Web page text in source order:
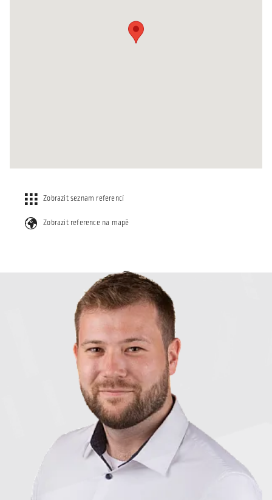
Zobrazit seznam referencí
Zobrazit reference na mapě